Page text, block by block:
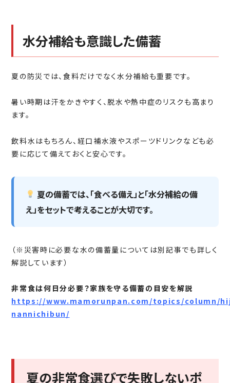
水分補給も意識した備蓄
夏の防災では、食料だけでなく水分補給も重要です。
暑い時期は汗をかきやすく、脱水や熱中症のリスクも高まり
ます。
飲料水はもちろん、経口補水液やスポーツドリンクなども必
要に応じて備えておくと安心です。
夏の備蓄では、「食べる備え」と「水分補給の備
え」をセットで考えることが大切です。
（※災害時に必要な水の備蓄量については別記事でも詳しく
解説しています）
非常食は何日分必要？家族を守る備蓄の目安を解説
https://www.mamorunpan.com/topics/column/
nannichibun/
夏の非常食選びで失敗しないポ